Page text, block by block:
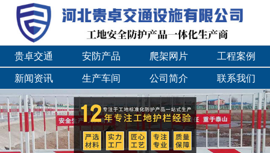
贵卓交通 安防产品 爬架网片 工程案例
新闻资讯 生产车间 公司简介 联系我们